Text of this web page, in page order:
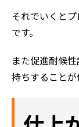
それでいくと
です。
また促進耐候
持ちすることが